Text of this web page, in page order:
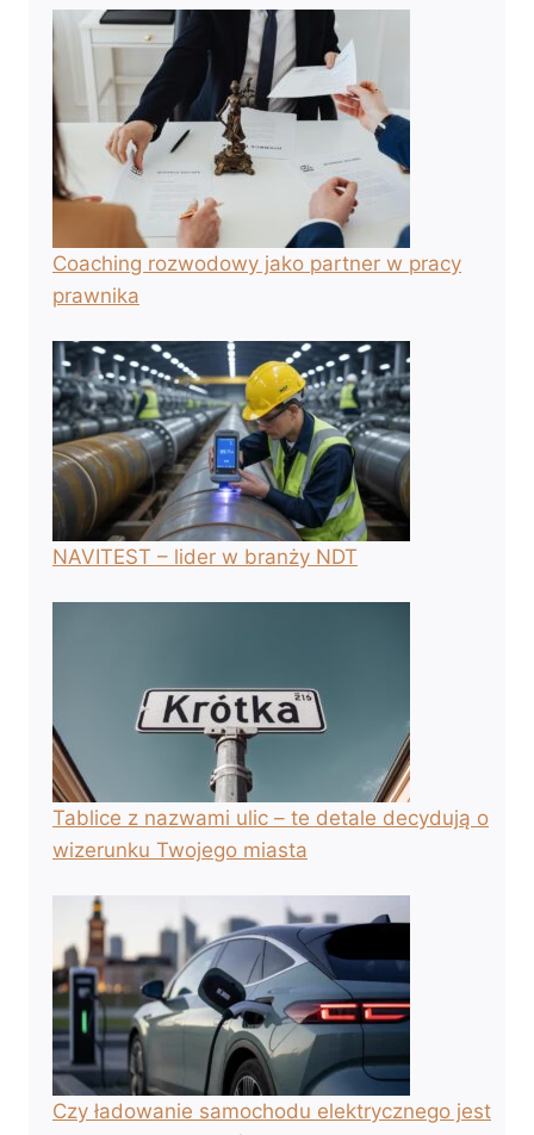
Coaching rozwodowy jako partner w pracy
prawnika
NAVITEST – lider w branży NDT
Tablice z nazwami ulic – te detale decydują o
wizerunku Twojego miasta
Czy ładowanie samochodu elektrycznego jest